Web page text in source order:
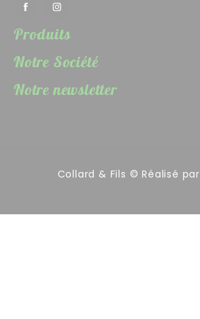
Produits
Notre Société
Notre newsletter
Collard & Fils © Réalisé par